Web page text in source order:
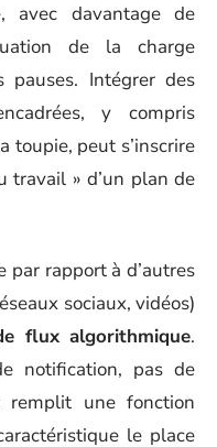
avec davantage de
de la charge
pauses. Intégrer des
y compris
toupie, peut s’inscrire
travail » d’un plan de
par rapport à d’autres
sociaux, vidéos)
flux algorithmique.
notification, pas de
remplit une fonction
le place